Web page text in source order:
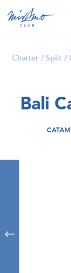
Charter Split
Bali